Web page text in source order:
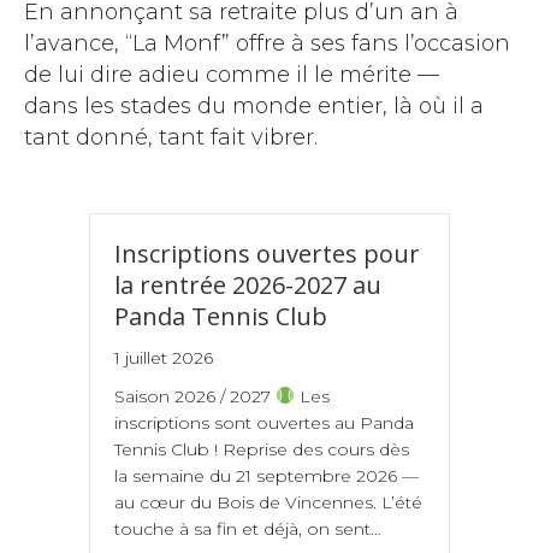
En annonçant sa retraite plus d’un an à
l’avance, “La Monf” offre à ses fans l’occasion
de lui dire adieu comme il le mérite —
dans les stades du monde entier, là où il a
tant donné, tant fait vibrer.
Inscriptions ouvertes pour
la rentrée 2026-2027 au
Panda Tennis Club
1 juillet 2026
Saison 2026 / 2027
Les
inscriptions sont ouvertes au Panda
Tennis Club ! Reprise des cours dès
la semaine du 21 septembre 2026 —
au cœur du Bois de Vincennes. L’été
touche à sa fin et déjà, on sent…